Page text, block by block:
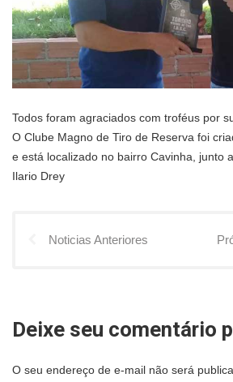
Todos foram agraciados com troféus por
O Clube Magno de Tiro de Reserva foi
e está localizado no bairro Cavinha, junto
Ilario Drey
Noticias Anteriores
Deixe seu comentário
O seu endereço de e-mail não será